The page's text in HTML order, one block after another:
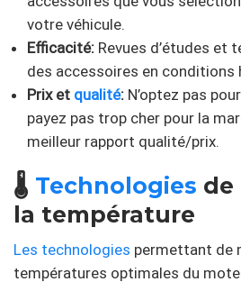
votre véhicule.
Efficacité: Revues d’études et
des accessoires en conditions
Prix ​​et qualité: N’optez pas
payez pas trop cher pour la
meilleur rapport qualité/prix.
🌡️ Technologies de
la température
Les technologies permettant de
températures optimales du